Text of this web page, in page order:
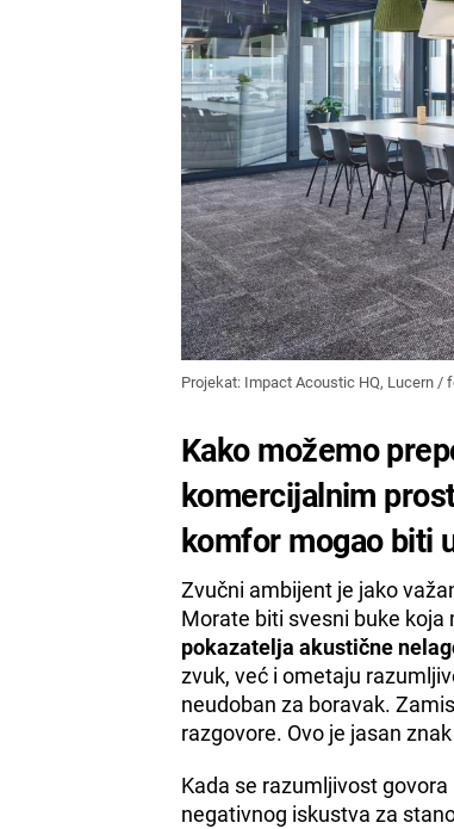
Projekat: Impact Acoustic HQ, Lucern /
Kako možemo
komercijalnim
komfor mogao biti
Zvučni ambijent je jako
Morate biti svesni buke
pokazatelja akustične
zvuk, već i ometaju
neudoban za boravak.
razgovore. Ovo je jasan
Kada se razumljivost
negativnog iskustva za